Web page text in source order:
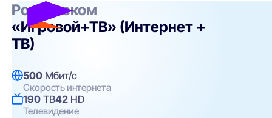
Ростелеком
«Игровой+ТВ» (Интернет +
ТВ)
500 Мбит/с
Скорость интернета
190 ТВ42 HD
Телевидение